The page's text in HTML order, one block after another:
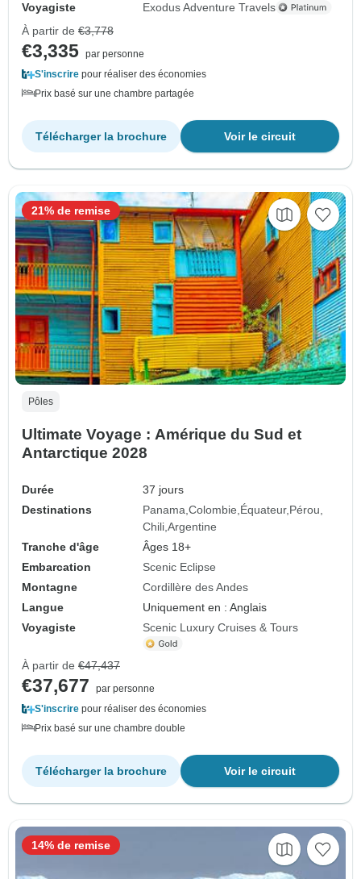
Voyagiste
Exodus Adventure Travels
À partir de €3,778
€3,335 par personne
S'inscrire pour réaliser des économies
Prix basé sur une chambre partagée
Voir le circuit
Télécharger la brochure
Pôles
Ultimate Voyage : Amérique du Sud et
Antarctique 2028
Durée
37 jours
Destinations
Panama Colombie Équateur Pérou
Chili Argentine
Tranche d'âge
Âges 18+
Embarcation
Scenic Eclipse
Montagne
Cordillère des Andes
Langue
Uniquement en : Anglais
Voyagiste
Scenic Luxury Cruises & Tours
21% de remise
À partir de €47,437
€37,677
par personne
S'inscrire pour réaliser des économies
Prix basé sur une chambre double
Voir le circuit
Télécharger la brochure
14% de remise